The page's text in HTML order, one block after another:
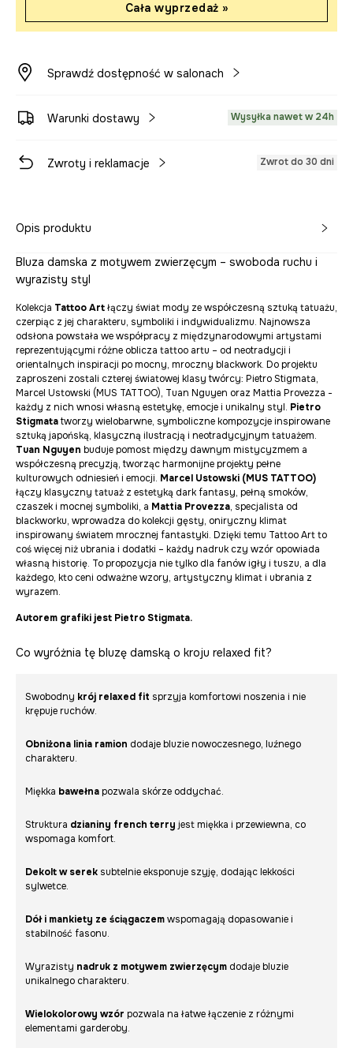
Cała wyprzedaż »
Sprawdź dostępność w salonach
Warunki dostawy Wysyłka nawet w 24h
Zwroty i reklamacje Zwrot do 30 dni
Opis produktu
Bluza damska z motywem zwierzęcym – swoboda ruchu i
wyrazisty styl
Kolekcja Tattoo Artłączy świat mody ze współczesną sztuką tatuażu,
czerpiąc z jej charakteru, symboliki i indywidualizmu. Najnowsza
odsłona powstała we współpracy z międzynarodowymi artystami
reprezentującymi różne oblicza tattoo artu – od neotradycji i
orientalnych inspiracji po mocny, mroczny blackwork. Do projektu
zaproszeni zostali czterej światowej klasy twórcy: Pietro Stigmata,
Marcel Ustowski (MUS TATTOO), Tuan Nguyen oraz Mattia Provezza -
każdy z nich wnosi własną estetykę, emocje i unikalny styl. Pietro
Stigmatatworzy wielobarwne, symboliczne kompozycje inspirowane
sztuką japońską, klasyczną ilustracją i neotradycyjnym tatuażem.
Tuan Nguyen buduje pomost między dawnym mistycyzmem a
współczesną precyzją, tworząc harmonijne projekty pełne
kulturowych odniesień i emocji. Marcel Ustowski (MUS TATTOO)
łączy klasyczny tatuaż z estetyką dark fantasy, pełną smoków,
czaszek i mocnej symboliki, a Mattia Provezza, specjalista od
blackworku, wprowadza do kolekcji gęsty, oniryczny klimat
inspirowany światem mrocznej fantastyki. Dzięki temu Tattoo Art to
coś więcej niż ubrania i dodatki – każdy nadruk czy wzór opowiada
własną historię. To propozycja nie tylko dla fanów igły i tuszu, a dla
każdego, kto ceni odważne wzory, artystyczny klimat i ubrania z
wyrazem.
Autorem grafiki jest Pietro Stigmata.
Co wyróżnia tę bluzę damską o kroju relaxed fit?
Swobodny krój relaxed fit sprzyja komfortowi noszenia i nie
krępuje ruchów.
Obniżona linia ramion dodaje bluzie nowoczesnego, luźnego
charakteru.
Miękka bawełna pozwala skórze oddychać.
Struktura dzianiny french terry jest miękka i przewiewna, co
wspomaga komfort.
Dekolt w serek subtelnie eksponuje szyję, dodając lekkości
sylwetce.
Dół i mankiety ze ściągaczemwspomagają dopasowanie i
stabilność fasonu.
Wyrazisty nadruk z motywem zwierzęcym dodaje bluzie
unikalnego charakteru.
Wielokolorowy wzór pozwala na łatwe łączenie z różnymi
elementami garderoby.